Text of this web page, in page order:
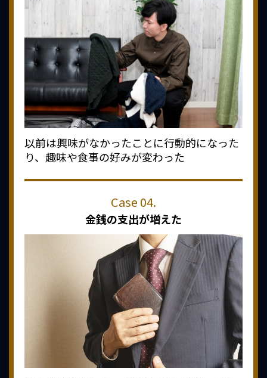
以前は興味がなかったことに行動的になった
り、趣味や食事の好みが変わった
金銭の支出が増えた